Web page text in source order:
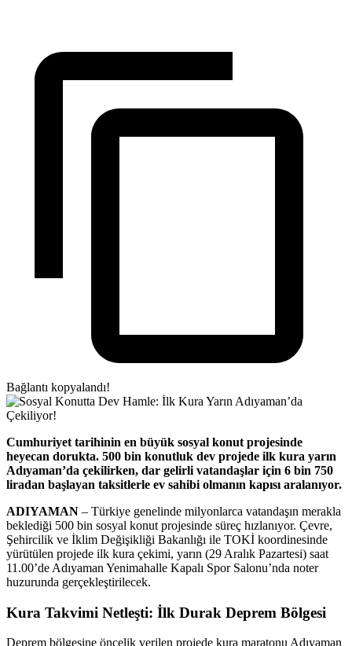
Bağlantı kopyalandı!
Cumhuriyet tarihinin en büyük sosyal konut projesinde
heyecan dorukta. 500 bin konutluk dev projede ilk kura yarın
Adıyaman’da çekilirken, dar gelirli vatandaşlar için 6 bin 750
liradan başlayan taksitlerle ev sahibi olmanın kapısı aralanıyor.
ADIYAMAN – Türkiye genelinde milyonlarca vatandaşın merakla
beklediği 500 bin sosyal konut projesinde süreç hızlanıyor. Çevre,
Şehircilik ve İklim Değişikliği Bakanlığı ile TOKİ koordinesinde
yürütülen projede ilk kura çekimi, yarın (29 Aralık Pazartesi) saat
11.00’de Adıyaman Yenimahalle Kapalı Spor Salonu’nda noter
huzurunda gerçekleştirilecek.
Kura Takvimi Netleşti: İlk Durak Deprem Bölgesi
Deprem bölgesine öncelik verilen projede kura maratonu Adıyaman